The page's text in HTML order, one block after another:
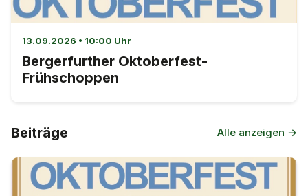
13.09.2026 • 10:00 Uhr
Bergerfurther Oktoberfest-
Frühschoppen
Beiträge Alle anzeigen →